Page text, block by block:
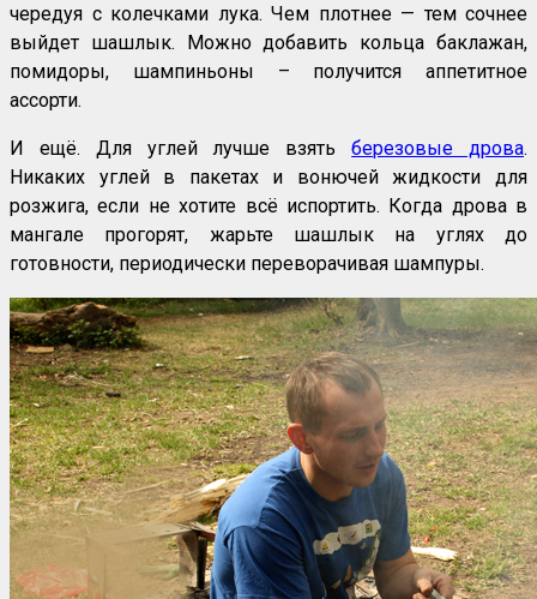
чередуя с колечками лука. Чем плотнее — тем сочнее
выйдет шашлык. Можно добавить кольца баклажан,
помидоры, шампиньоны – получится аппетитное
ассорти.
И ещё. Для углей лучше взятьберезовые дрова.
Никаких углей в пакетах и вонючей жидкости для
розжига, если не хотите всё испортить. Когда дрова в
мангале прогорят, жарьте шашлык на углях до
готовности, периодически переворачивая шампуры.